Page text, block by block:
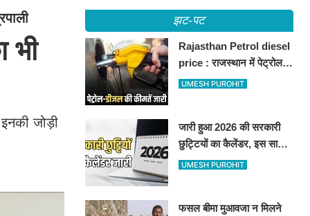
भी
जोड़ी
झट-पट
Rajasthan Petrol diesel
price : राजस्थान में पेट्रोल-
डीजल की कीमतें जारी, जानिए
UMESH PUROHIT
जारी हुआ 2026 की सरकारी
छुट्टियों का कैलेंडर, इस साल
कई बार मिलेगा लगातार
UMESH PUROHIT
फसल बीमा मुआवजा न मिलने